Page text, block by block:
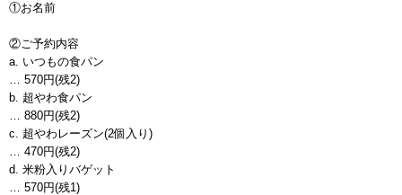
①お名前
②ご予約内容
a. いつもの食パン
… 570円(残2)
b. 超やわ食パン
… 880円(残2)
c. 超やわレーズン(2個入り)
… 470円(残2)
d. 米粉入りバゲット
… 570円(残1)